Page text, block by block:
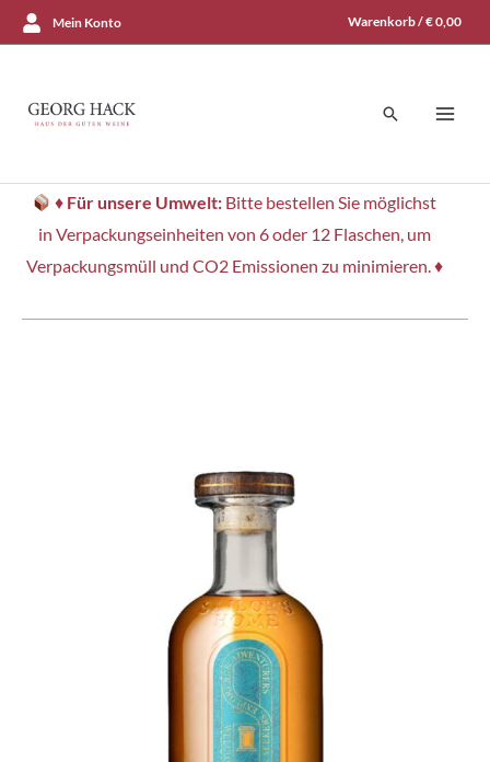
Zum
Inhalt
Mein Konto Warenkorb /€0,00
Suchen
♦ Für unsere Umwelt: Bitte bestellen Sie möglichst
in Verpackungseinheiten von 6 oder 12 Flaschen, um
Verpackungsmüll und CO2 Emissionen zu minimieren. ♦